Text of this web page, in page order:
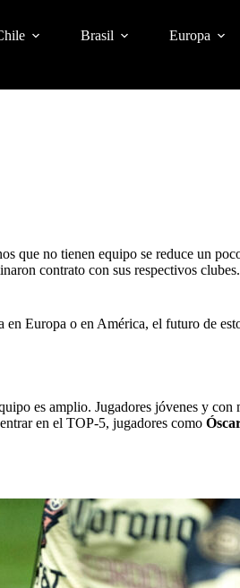
Brasil Europa
que no tienen equipo se reduce un
contrato con sus respectivos clubes
Europa o en América, el futuro de
es amplio. Jugadores jóvenes y
en el TOP-5, jugadores como